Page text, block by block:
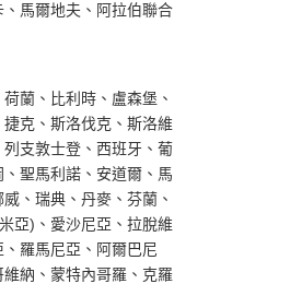
馬爾地夫、阿拉伯聯合
蘭、比利時、盧森堡、
克、斯洛伐克、斯洛維
支敦士登、西班牙、葡
聖馬利諾、安道爾、馬
、瑞典、丹麥、芬蘭、
亞)、愛沙尼亞、拉脫維
羅馬尼亞、阿爾巴尼
納、蒙特內哥羅、克羅